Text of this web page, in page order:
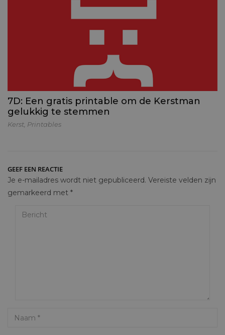
7D: Een gratis printable om de Kerstman
gelukkig te stemmen
Kerst Printables
GEEF EEN REACTIE
Je e-mailadres wordt niet gepubliceerd. Vereiste velden zijn
gemarkeerd met *
Bericht
Name